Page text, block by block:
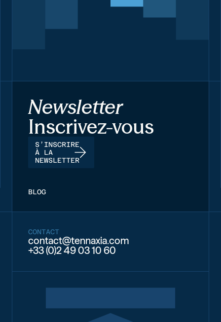
Newsletter
Inscrivez-vous
S’INSCRIRE
À LA
NEWSLETTER
BLOG
CONTACT
contact@tennaxia.com
+33 (0)2 49 03 10 60